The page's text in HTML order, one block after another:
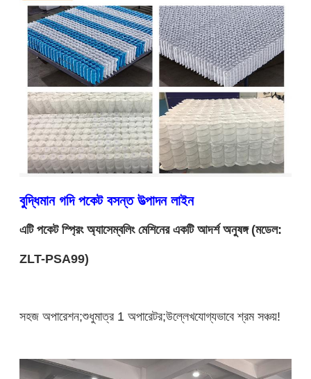
বুদ্ধিমান গদি পকেট বসন্ত উত্পাদন লাইন
এটি পকেট স্প্রিং অ্যাসেম্বলিং মেশিনের একটি আদর্শ অনুষঙ্গ (মডেল:
ZLT-PSA99)
সহজ অপারেশন;শুধুমাত্র 1 অপারেটর;উল্লেখযোগ্যভাবে শ্রম সঞ্চয়!